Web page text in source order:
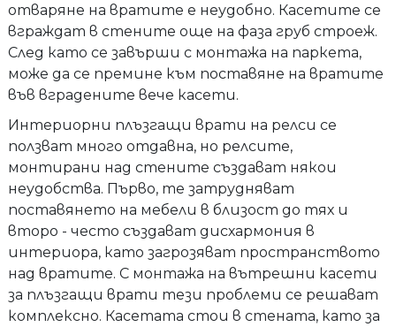
отваряне на вратите е неудобно. Касетите се
вграждат в стените още на фаза груб строеж.
След като се завърши с монтажа на паркета,
може да се премине към поставяне на вратите
във вградените вече касети.
Интериорни плъзгащи врати на релси се
ползват много отдавна, но релсите,
монтирани над стените създават някои
неудобства. Първо, те затрудняват
поставянето на мебели в близост до тях и
второ - често създават дисхармония в
интериора, като загрозяват пространството
над вратите. С монтажа на вътрешни касети
за плъзгащи врати тези проблеми се решават
комплексно. Касетата стои в стената, като за